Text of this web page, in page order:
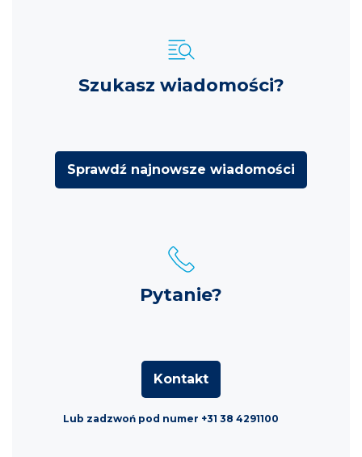
Szukasz wiadomości?
Sprawdź najnowsze wiadomości
Pytanie?
Kontakt
Lub zadzwoń pod numer +31 38 4291100